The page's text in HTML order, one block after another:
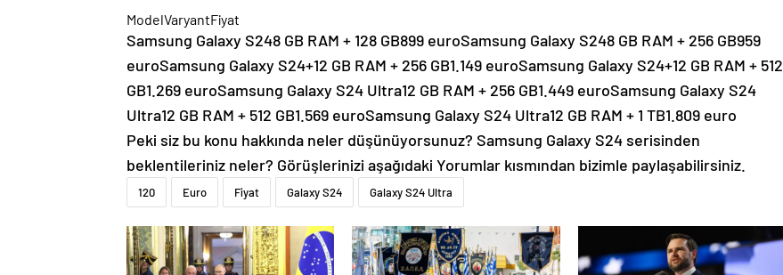
ModelVaryantFiyat
Samsung Galaxy S248 GB RAM + 128 GB899 euroSamsung Galaxy S248 GB RAM + 256 GB959
euroSamsung Galaxy S24+12 GB RAM + 256 GB1.149 euroSamsung Galaxy S24+12 GB RAM + 512
GB1.269 euroSamsung Galaxy S24 Ultra12 GB RAM + 256 GB1.449 euroSamsung Galaxy S24
Ultra12 GB RAM + 512 GB1.569 euroSamsung Galaxy S24 Ultra12 GB RAM + 1 TB1.809 euro
Peki siz bu konu hakkında neler düşünüyorsunuz? Samsung Galaxy S24 serisinden
beklentileriniz neler? Görüşlerinizi aşağıdaki Yorumlar kısmından bizimle paylaşabilirsiniz.
120 Euro Fiyat Galaxy S24 Galaxy S24 Ultra